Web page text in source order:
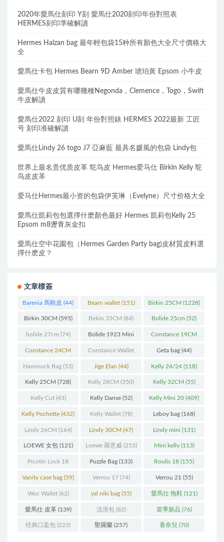
2020年愛馬仕刻印 Y刻 愛馬仕2020刻印年份對照表
HERMES刻印準確解讀
Hermes Halzan bag 最年輕包袋15种所有顏色大全尺寸價格大
全
愛馬仕卡包 Hermes Bearn 9D Amber 琥珀黃 Epsom 小牛皮
愛馬仕牛皮皮質有哪幾種Negonda，Clemence，Togo，Swift
牛皮解讀
愛馬仕2022 刻印 U刻 年份對照錶 HERMES 2022最新 工匠
号 刻印准確解讀
愛馬仕Lindy 26 togo J7 亞麻藍 最具名媛風的包袋 Lindy包
世界上最名贵优质皮革 鸵鸟皮 Hermes爱马仕 Birkin Kelly 鸵
鸟皮皮革
爱马仕Hermes最小资的包袋伊芙琳（Evelyne）尺寸价格大全
愛馬仕凱莉包包選擇什麽顏色最好 Hermes 凱莉包Kelly 25
Epsom m8瀝青灰金扣
愛馬仕空中花園包（Hermes Garden Party bag)皮材質皮料選
擇什麽皮？
文章標簽
Barenia 馬鞍皮 (44) Bearn wallet(151) Birkin 25CM (1228)
Birkin 30CM (595) Birkin 35CM (84) Bolide 25cm (52)
bolide 27cm (74) Bolide 1923 Mini
(93)
Constance 19CM
(571)
Constance 24CM
(216)
Constance Wallet
(60)
Geta bag (44)
Hammock Bag (53) Jige Elan (44) Kelly 24/24 (118)
Kelly 25CM (728) Kelly 28CM (350) Kelly 32CM (55)
Kelly Cut(43) Kelly Danse(52) Kelly Mini 20 (409)
Kelly Pochette (432) Kelly Wallet(78) Leboy bag (168)
Lindy 26CM (164) Lindy 30CM (47) Lindy mini (131)
LOEWE 女包(121) Loewe 羅意威(253) Mini kelly(113)
Picotin Lock 18
(202)
Puzzle Bag (133) Roulis 18 (155)
Vanity case bag (59) Verrou 17(74) Verrou 21 (55)
Woc Wallet(62) ysl niki bag(55) 愛馬仕 拖鞋(121)
愛馬仕 皮革(139) 流浪包(82) 當季新品 (76)
经典口盖包 (223) 聖羅蘭 (257) 香奈兒 (70)